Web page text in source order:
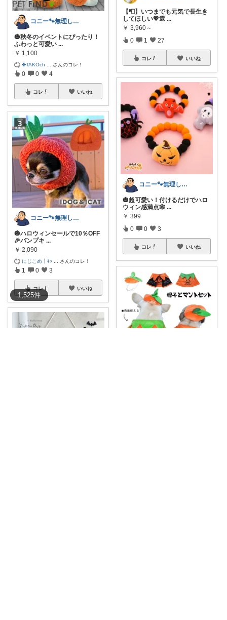
1,525件
コニー🐾無理しない暮らしROOM✨
🎃秋冬のイベントにぴったり！
ふわっと可愛い ...
￥ 1,100
✤TAKOch さんのコレ！
0 0 4
コレ いいね
コニー🐾無理しない暮らしROOM✨
🎃ハロウィンセールで10％OFF
🎉パンプキ ...
￥ 2,090
にじこめ┇ｷｯ さんのコレ！
1 0 3
コレ いいね
【📮】いつまでも元気で長生き
してほしい💖還 ...
￥ 3,960～
0 1 27
コレ いいね
コニー🐾無理しない暮らしROOM✨
🎃超可愛い！付けるだけでハロ
ウィン感満点🕸 ...
￥ 399
0 0 3
コレ いいね